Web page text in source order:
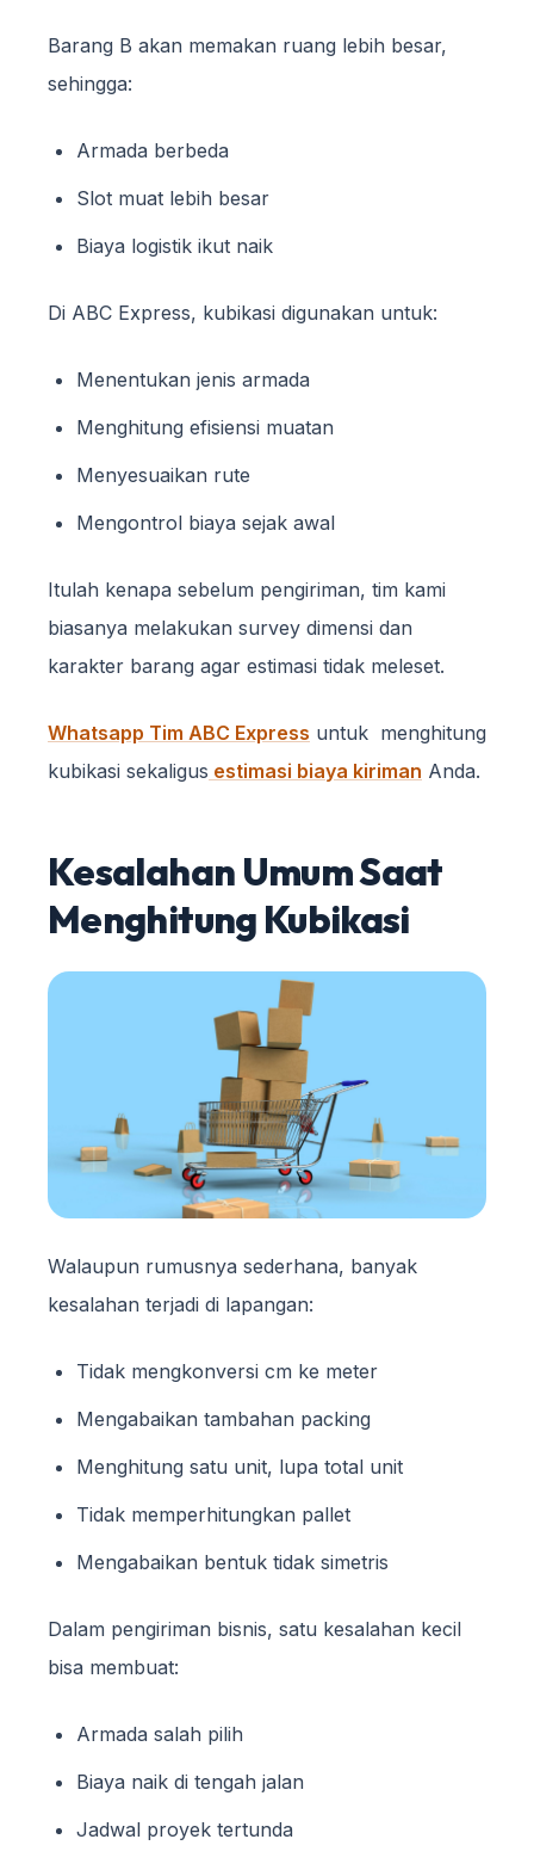
Barang B akan memakan ruang lebih besar,
sehingga:
Armada berbeda
Slot muat lebih besar
Biaya logistik ikut naik
Di ABC Express, kubikasi digunakan untuk:
Menentukan jenis armada
Menghitung efisiensi muatan
Menyesuaikan rute
Mengontrol biaya sejak awal
Itulah kenapa sebelum pengiriman, tim kami
biasanya melakukan survey dimensi dan
karakter barang agar estimasi tidak meleset.
Whatsapp Tim ABC Express untuk menghitung
kubikasi sekaligus estimasi biaya kiriman Anda.
Kesalahan Umum Saat
Menghitung Kubikasi
Walaupun rumusnya sederhana, banyak
kesalahan terjadi di lapangan:
Tidak mengkonversi cm ke meter
Mengabaikan tambahan packing
Menghitung satu unit, lupa total unit
Tidak memperhitungkan pallet
Mengabaikan bentuk tidak simetris
Dalam pengiriman bisnis, satu kesalahan kecil
bisa membuat:
Armada salah pilih
Biaya naik di tengah jalan
Jadwal proyek tertunda